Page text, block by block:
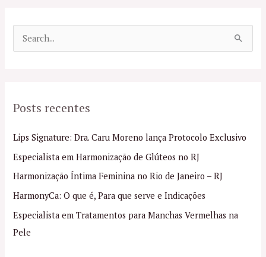
u
s
a
r
p
o
r
Posts recentes
Lips Signature: Dra. Caru Moreno lança Protocolo Exclusivo
Especialista em Harmonização de Glúteos no RJ
Harmonização Íntima Feminina no Rio de Janeiro – RJ
HarmonyCa: O que é, Para que serve e Indicações
Especialista em Tratamentos para Manchas Vermelhas na
Pele